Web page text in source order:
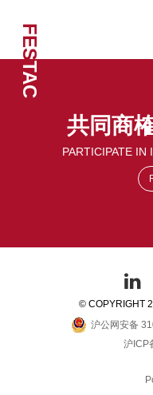
FES
TAC
共同商
PARTICIPATE IN
© COPYRIGHT
沪公网安备
沪ICP